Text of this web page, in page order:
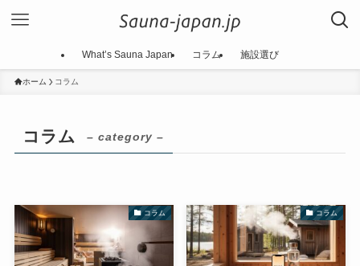
What’s Sauna Japan コラム 施設選び
ホーム コラム
コラム – category –
コラム コラム